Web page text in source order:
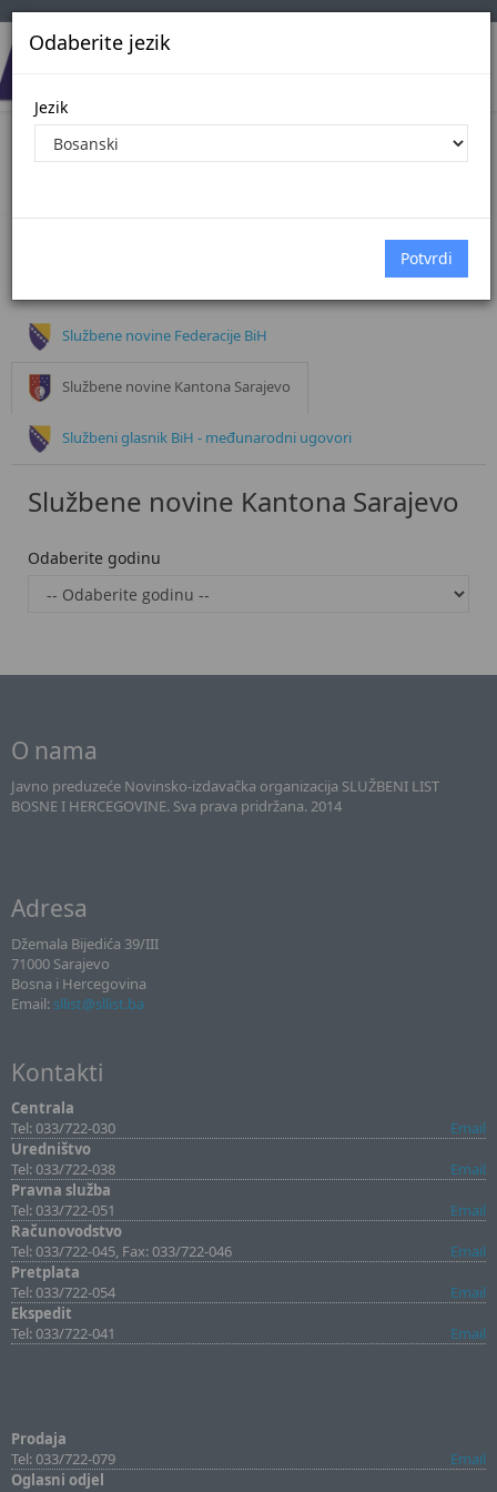
Odaberite jezik
Jezik
Dokumenti
Službene novine Federacije BiH
Službene novine Kantona Sarajevo
Službeni glasnik BiH - međunarodni ugovori
Službene novine Kantona Sarajevo
Odaberite godinu
O nama
Javno preduzeće Novinsko-izdavačka organizacija SLUŽBENI LIST
BOSNE I HERCEGOVINE. Sva prava pridržana. 2014
Adresa
Džemala Bijedića 39/III
71000 Sarajevo
Bosna i Hercegovina
Email: sllist@sllist.ba
Kontakti
Centrala
Tel: 033/722-030
Email
Uredništvo
Tel: 033/722-038
Email
Pravna služba
Tel: 033/722-051
Email
Računovodstvo
Tel: 033/722-045, Fax: 033/722-046
Email
Pretplata
Tel: 033/722-054
Email
Ekspedit
Tel: 033/722-041
Email
Prodaja
Tel: 033/722-079
Email
Oglasni odjel